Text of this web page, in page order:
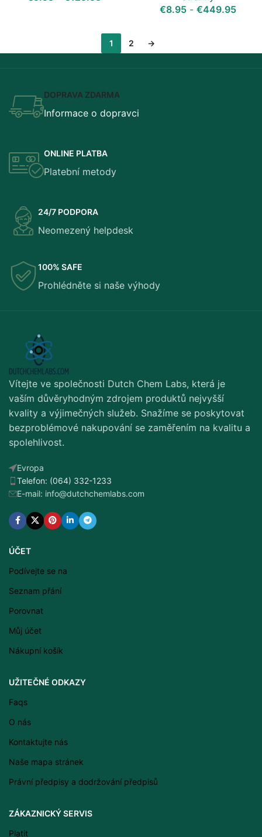
€8.95 - €449.95
1 2 →
DOPRAVA ZDARMA
Informace o dopravci
ONLINE PLATBA
Platební metody
24/7 PODPORA
Neomezený helpdesk
100% SAFE
Prohlédněte si naše výhody
Vítejte ve společnosti Dutch Chem Labs, která je
vaším důvěryhodným zdrojem produktů nejvyšší
kvality a výjimečných služeb. Snažíme se poskytovat
bezproblémové nakupování se zaměřením na kvalitu a
spolehlivost.
Evropa
Telefon: (064) 332-1233
E-mail: info@dutchchemlabs.com
ÚČET
Podívejte se na
Seznam přání
Porovnat
Můj účet
Nákupní košík
UŽITEČNÉ ODKAZY
Faqs
O nás
Kontaktujte nás
Naše mapa stránek
Právní předpisy a dodržování předpisů
ZÁKAZNICKÝ SERVIS
Platit
Slovenščina